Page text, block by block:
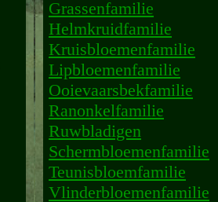
Grassenfamilie
Helmkruidfamilie
Kruisbloemenfamilie
Lipbloemenfamilie
Ooievaarsbekfamilie
Ranonkelfamilie
Ruwbladigen
Schermbloemenfamilie
Teunisbloemfamilie
Vlinderbloemenfamilie